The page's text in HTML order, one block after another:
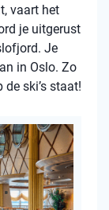
vaart het
je uitgerust
Je
in Oslo. Zo
ski’s staat!